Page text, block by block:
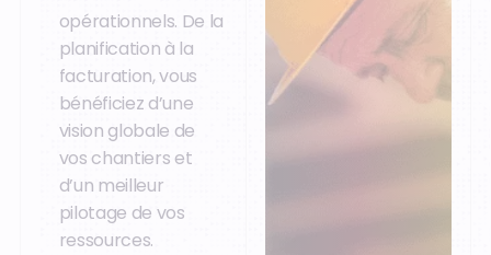
opérationnels. De la
planification à la
facturation, vous
bénéficiez d’une
vision globale de
vos chantiers et
d’un meilleur
pilotage de vos
ressources.